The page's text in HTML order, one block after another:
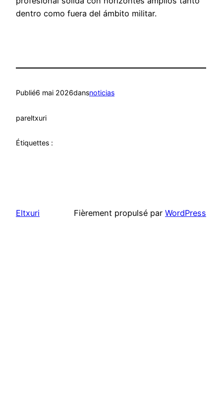
dentro como fuera del ámbito militar.
Publié6 mai 2026dansnoticias
pareltxuri
Étiquettes :
Eltxuri Fièrement propulsé par WordPress